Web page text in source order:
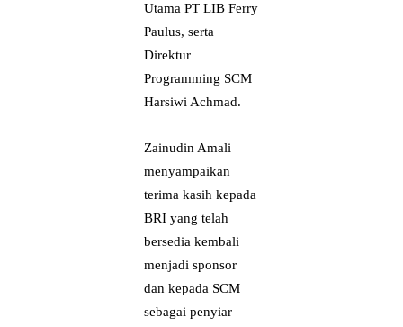
Utama PT LIB Ferry
Paulus, serta
Direktur
Programming SCM
Harsiwi Achmad.
Zainudin Amali
menyampaikan
terima kasih kepada
BRI yang telah
bersedia kembali
menjadi sponsor
dan kepada SCM
sebagai penyiar